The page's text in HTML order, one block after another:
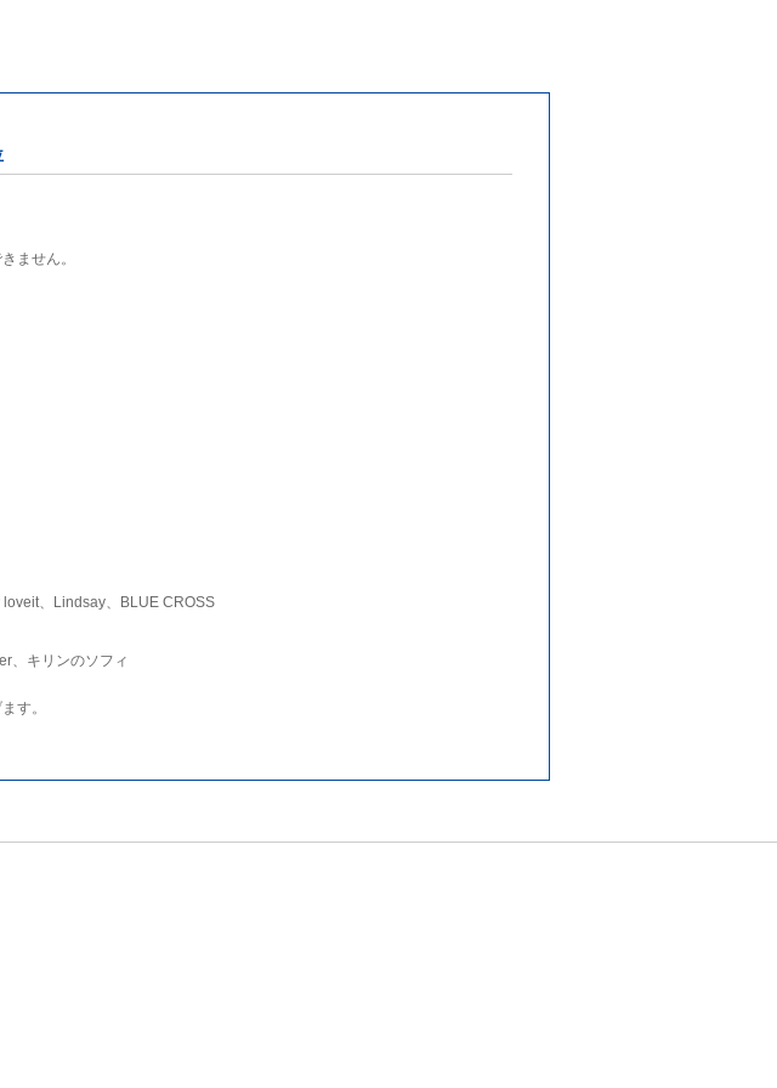
ません。
、Lindsay、BLUE CROSS
、キリンのソフィ
す。